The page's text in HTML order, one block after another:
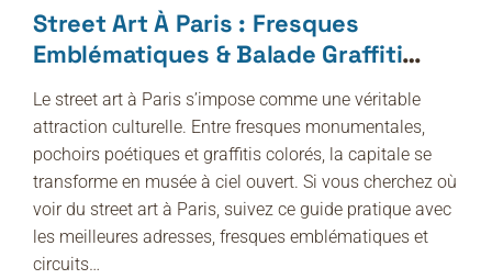
Street Art À Paris : Fresques
Emblématiques & Balade Graffiti
Dans La Capitale
Le street art à Paris s’impose comme une véritable
attraction culturelle. Entre fresques monumentales,
pochoirs poétiques et graffitis colorés, la capitale se
transforme en musée à ciel ouvert. Si vous cherchez où
voir du street art à Paris, suivez ce guide pratique avec
les meilleures adresses, fresques emblématiques et
circuits…